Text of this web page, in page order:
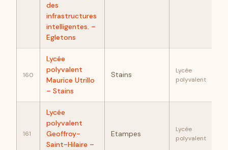
des
infrastructures
intelligentes. –
Egletons
160
Lycée
polyvalent
Maurice Utrillo
– Stains
Stains
Lycée
polyvalent
161
Lycée
polyvalent
Geoffroy-
Saint-Hilaire –
Etampes
Lycée
polyvalent